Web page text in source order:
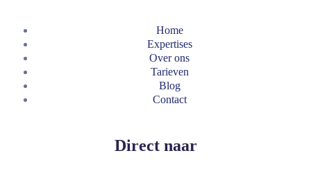
Home
Expertises
Over ons
Tarieven
Blog
Contact
Direct naar